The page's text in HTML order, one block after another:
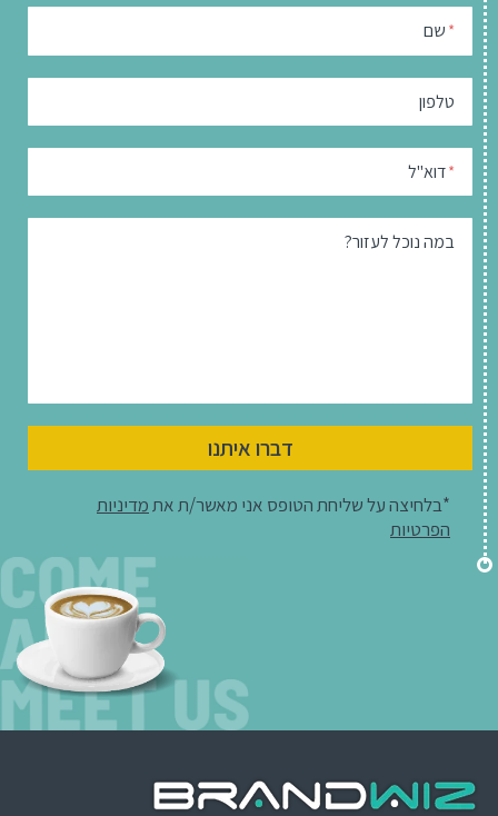
* שם
טלפון
*דוא"ל
במה נוכל לעזור?
דברו איתנו
*בלחיצה על שליחת הטופס אני מאשר/ת אתמדיניות
הפרטיות